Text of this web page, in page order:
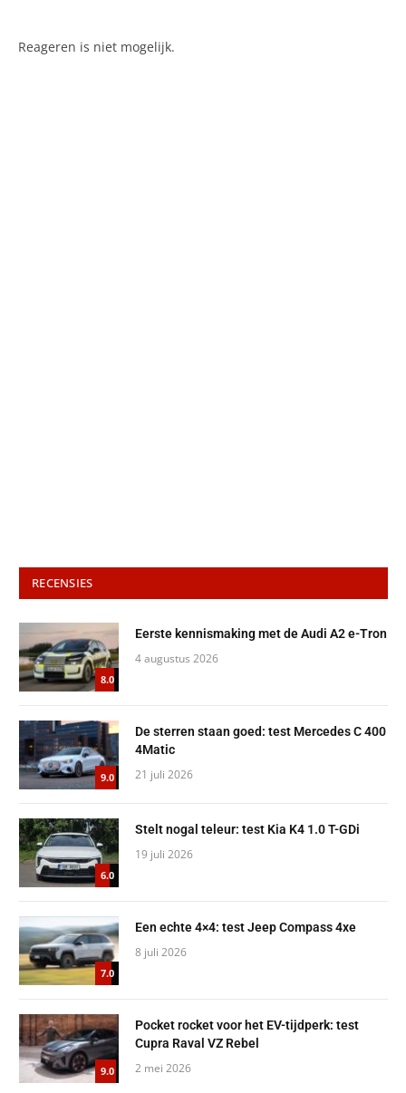
Reageren is niet mogelijk.
RECENSIES
8.0
Eerste kennismaking met de Audi A2 e-Tron
4 augustus 2026
9.0
De sterren staan goed: test Mercedes C 400
4Matic
21 juli 2026
6.0
Stelt nogal teleur: test Kia K4 1.0 T-GDi
19 juli 2026
7.0
Een echte 4×4: test Jeep Compass 4xe
8 juli 2026
9.0
Pocket rocket voor het EV-tijdperk: test
Cupra Raval VZ Rebel
2 mei 2026